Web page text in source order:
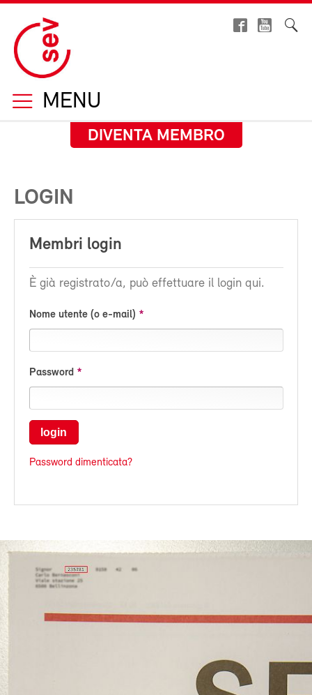
MENU
DIVENTA MEMBRO
LOGIN
Membri login
È già registrato/a, può effettuare il login qui.
Nome utente (o e-mail)
Password
login
Password dimenticata?